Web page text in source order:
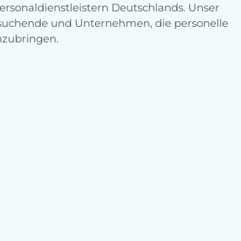
Deutschlands. Unser
und Unternehmen, die personelle